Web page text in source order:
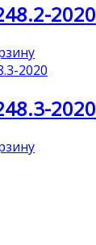
2020
2020